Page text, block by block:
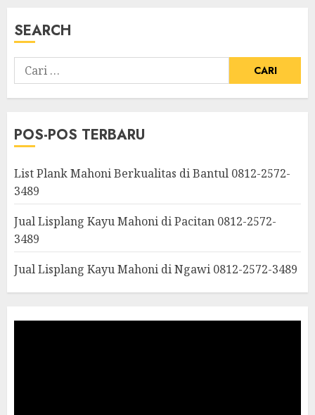
SEARCH
POS-POS TERBARU
List Plank Mahoni Berkualitas di Bantul 0812-2572-
3489
Jual Lisplang Kayu Mahoni di Pacitan 0812-2572-
3489
Jual Lisplang Kayu Mahoni di Ngawi 0812-2572-3489